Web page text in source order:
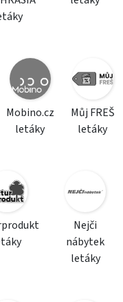
Mobino.cz
letáky
Můj FREŠ
letáky
Nejči
nábytek
letáky